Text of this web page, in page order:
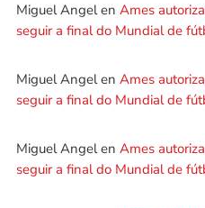
Miguel Angelen Ames
seguir a final do Mundial de
Miguel Angelen Ames
seguir a final do Mundial de
Miguel Angelen Ames
seguir a final do Mundial de